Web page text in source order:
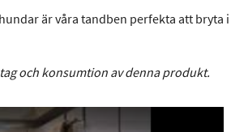
är våra tandben perfekta att bryta i
och konsumtion av denna produkt.